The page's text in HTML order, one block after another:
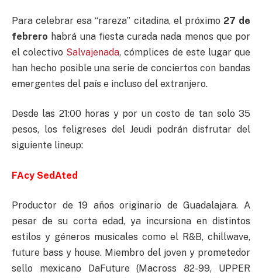
Para celebrar esa “rareza” citadina, el próximo 27 de
febrero habrá una fiesta curada nada menos que por
el colectivo Salvajenada, cómplices de este lugar que
han hecho posible una serie de conciertos con bandas
emergentes del país e incluso del extranjero.
Desde las 21:00 horas y por un costo de tan solo 35
pesos, los feligreses del Jeudi podrán disfrutar del
siguiente lineup:
FAcy SedAted
Productor de 19 años originario de Guadalajara. A
pesar de su corta edad, ya incursiona en distintos
estilos y géneros musicales como el R&B, chillwave,
future bass y house. Miembro del joven y prometedor
sello mexicano DaFuture (Macross 82-99, UPPER